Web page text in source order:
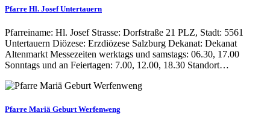
Pfarre Hl. Josef Untertauern
Pfarreiname: Hl. Josef Strasse: Dorfstraße 21 PLZ, Stadt: 5561
Untertauern Diözese: Erzdiözese Salzburg Dekanat: Dekanat
Altenmarkt Messezeiten werktags und samstags: 06.30, 17.00
Sonntags und an Feiertagen: 7.00, 12.00, 18.30 Standort…
Pfarre Mariä Geburt Werfenweng